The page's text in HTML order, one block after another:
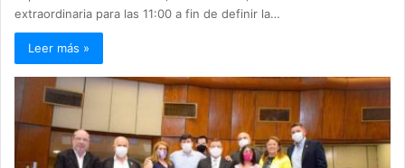
extraordinaria para las 11:00 a fin de definir la…
Leer más »